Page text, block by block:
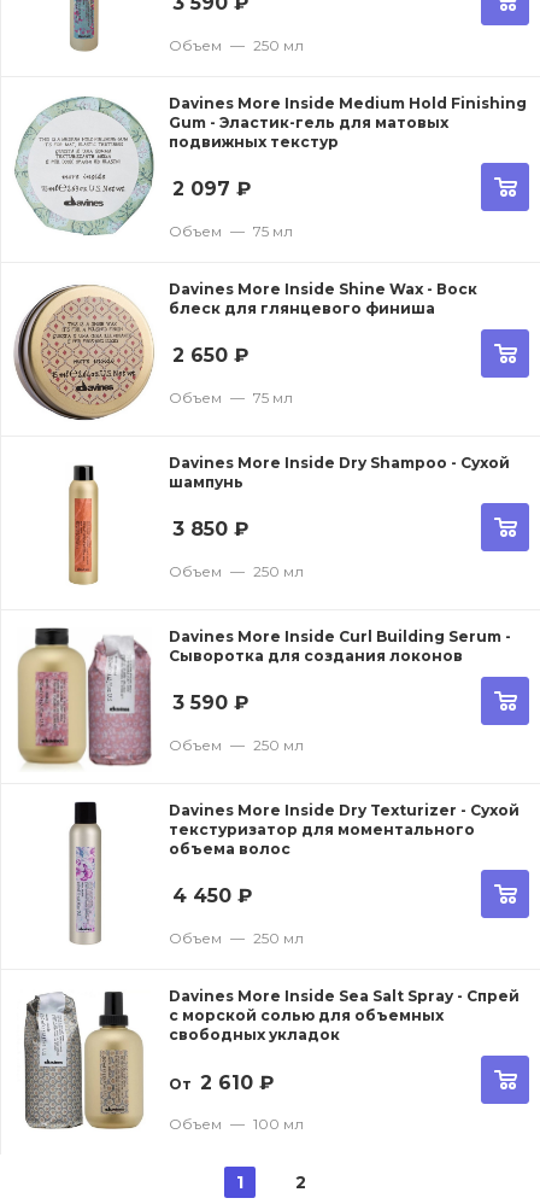
Объем — 250 мл
Davines More Inside Medium Hold Finishing
Gum - Эластик-гель для матовых
подвижных текстур
2 097 ₽
Объем — 75 мл
Davines More Inside Shine Wax - Воск
блеск для глянцевого финиша
2 650 ₽
Объем — 75 мл
Davines More Inside Dry Shampoo - Сухой
шампунь
3 850 ₽
Объем — 250 мл
Davines More Inside Curl Building Serum -
Сыворотка для создания локонов
3 590 ₽
Объем — 250 мл
Davines More Inside Dry Texturizer - Сухой
текстуризатор для моментального
объема волос
4 450 ₽
Объем — 250 мл
Davines More Inside Sea Salt Spray - Спрей
с морской солью для объемных
свободных укладок
От 2 610 ₽
Объем — 100 мл
1 2